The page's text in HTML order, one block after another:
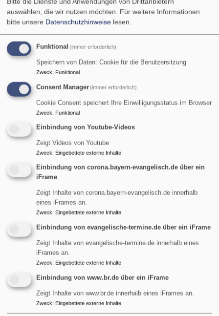
werfen will. Aber wer trägt hier die Last, beim nach-
tragen?
Wut und Groll, das sind normale Reaktionen auf
unnormale, verletzende Beziehungsgestaltungen. Was
Teil des Menschseins ist. Sieht man in die Nachrichten,
denkt man, das verletzende Beziehungsgestaltung
normal ist.
Weiterlesenüber
-
Was
Vergebung
(nicht)
ANgeDACHT - Wo ist die
Hoffnung?
Pfarrerin Birgit Schiel
Jahr ist Russland in die
neuen Krieg beschert.
Krieg ist laut
Normalzustand der Welt.
Heute wird er nicht mehr
nur auf der physischen
Ebene mit Waffen, Toten und Zerstörung begangen. Es
gibt Cyberkriege, Wirtschaftskriege, Medienkriege etc.
auswählen, die wir nutzen möchten. Für weitere Informationen
bitte unsere Datenschutzhinweise lesen.
Funktional (immer erforderlich)
Speichern von Daten: Cookie für die Benutzersitzung
Zweck: Funktional
Consent Manager(immer erforderlich)
Cookie Consent speichert Ihre Einwilligungsstatus im Browser
Zweck: Funktional
Einbindung von Youtube-Videos
Zeigt Videos von Youtube
Zweck: Eingebettete externe Inhalte
Einbindung von corona.bayern-evangelisch.de über ein
iFrame
Zeigt Inhalte von corona.bayern-evangelisch.de innerhalb
eines iFrames an.
Zweck: Eingebettete externe Inhalte
Einbindung von evangelische-termine.de über ein iFrame
Zeigt Inhalte von evangelische-termine.de innerhalb eines
iFrames an.
Zweck: Eingebettete externe Inhalte
Einbindung von www.br.de über ein iFrame
Zeigt Inhalte von www.br.de innerhalb eines iFrames an.
Zweck: Eingebettete externe Inhalte